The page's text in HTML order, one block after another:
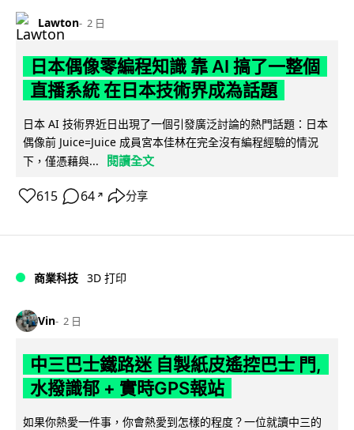
Lawton 2 日
日本偶像零編程知識 靠 AI 搞了一整個
直播系統 在日本技術界成為話題
日本 AI 技術界近日出現了一個引發廣泛討論的熱門話題：日本
偶像前 Juice=Juice 成員宮本佳林在完全沒有編程經驗的情況
下，僅憑藉與...
閱讀全文
615 64 ↗ 分享
商業科技 3D 打印
Vin 2 日
中三巴士鐵路迷 自製紙皮遙控巴士 門,
水撥識郁 + 實時GPS報站
如果你熱愛一件事，你會熱愛到怎樣的程度？一位就讀中三的